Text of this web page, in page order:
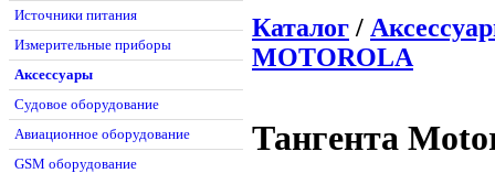
Источники питания
Измерительные приборы
Аксессуары
Судовое оборудование
Авиационное оборудование
GSM оборудование
Каталог /
MOTOROLA
Тангента